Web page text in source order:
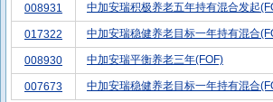
008931 中加安瑞积极养老五年持有混合发起
017322 中加安瑞稳健养老目标一年持有混合
008930 中加安瑞平衡养老三年(FOF)
007673 中加安瑞稳健养老目标一年持有混合